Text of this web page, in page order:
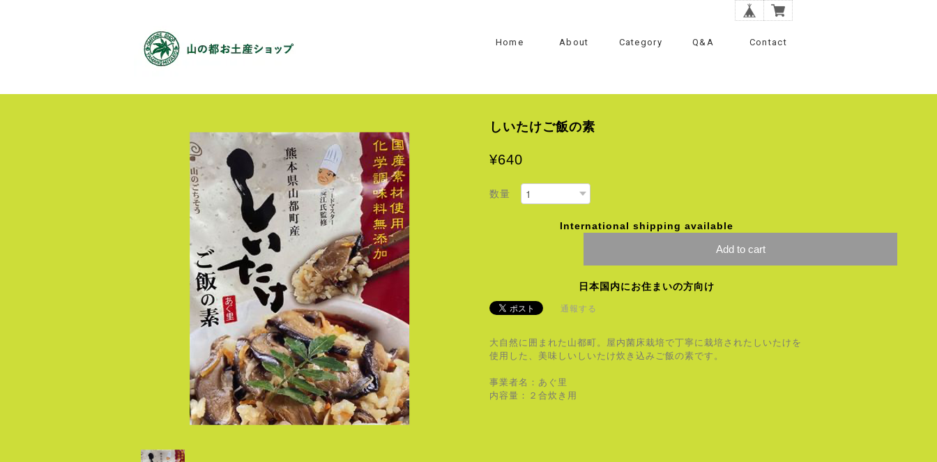
Home About Category Q&A Contact
しいたけご飯の素
¥640
数量
International shipping available
Add to cart
日本国内にお住まいの方向け
通報する
大自然に囲まれた山都町。屋内菌床栽培で丁寧に栽培されたしいたけを
使用した、美味しいしいたけ炊き込みご飯の素です。
事業者名：あぐ里
内容量：２合炊き用